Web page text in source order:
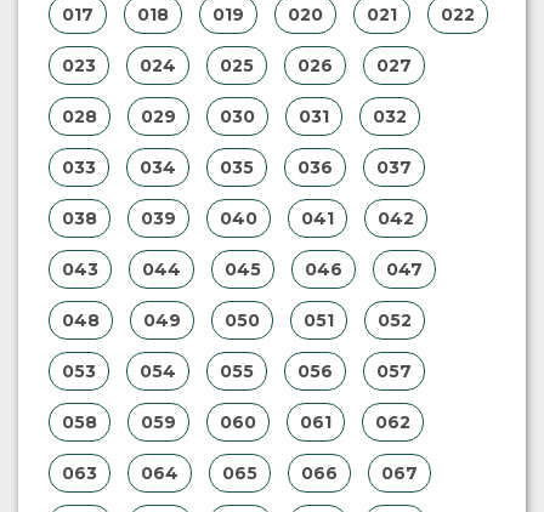
017 018 019 020 021 022
023 024 025 026 027
028 029 030 031 032
033 034 035 036 037
038 039 040 041 042
043 044 045 046 047
048 049 050 051 052
053 054 055 056 057
058 059 060 061 062
063 064 065 066 067